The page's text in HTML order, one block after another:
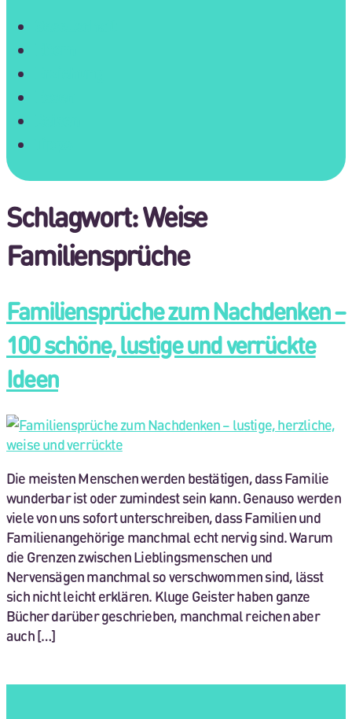
Schlagwort:Weise
Familiensprüche
Familiensprüche zum Nachdenken –
100 schöne, lustige und verrückte
Ideen
Die meisten Menschen werden bestätigen, dass Familie
wunderbar ist oder zumindest sein kann. Genauso werden
viele von uns sofort unterschreiben, dass Familien und
Familienangehörige manchmal echt nervig sind. Warum
die Grenzen zwischen Lieblingsmenschen und
Nervensägen manchmal so verschwommen sind, lässt
sich nicht leicht erklären. Kluge Geister haben ganze
Bücher darüber geschrieben, manchmal reichen aber
auch […]